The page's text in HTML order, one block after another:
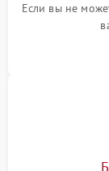
Если вы не